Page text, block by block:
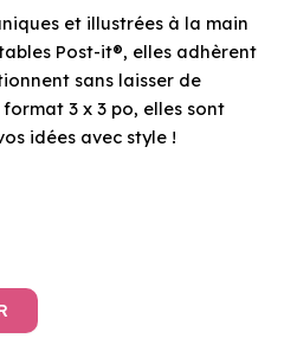
et illustrées à la main
Post-it®, elles adhèrent
sans laisser de
3 x 3 po, elles sont
idées avec style !